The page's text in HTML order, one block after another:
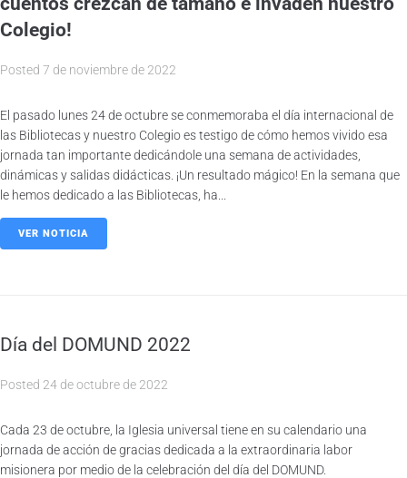
Colegio!
Posted 7 de noviembre de 2022
El pasado lunes 24 de octubre se conmemoraba el día internacional de
las Bibliotecas y nuestro Colegio es testigo de cómo hemos vivido esa
jornada tan importante dedicándole una semana de actividades,
dinámicas y salidas didácticas. ¡Un resultado mágico! En la semana que
le hemos dedicado a las Bibliotecas, ha...
VER NOTICIA
Día del DOMUND 2022
Posted 24 de octubre de 2022
Cada 23 de octubre, la Iglesia universal tiene en su calendario una
jornada de acción de gracias dedicada a la extraordinaria labor
misionera por medio de la celebración del día del DOMUND.